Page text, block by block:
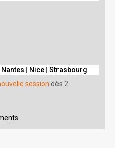
Nantes Nice
Strasbourg
session dès 2